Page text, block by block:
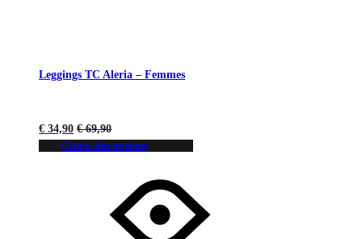
Leggings TC Aleria – Femmes
€ 34,90 €69,90
Choix des options